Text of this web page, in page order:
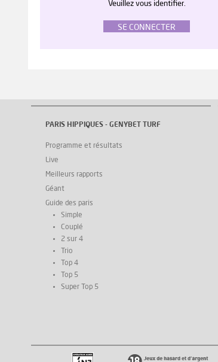
Veuillez vous identifier.
SE CONNECTER
PARIS HIPPIQUES - GENYBET TURF
Programme et résultats
Live
Meilleurs rapports
Géant
Guide des paris
Simple
Couplé
2 sur 4
Trio
Top 4
Top 5
Super Top 5